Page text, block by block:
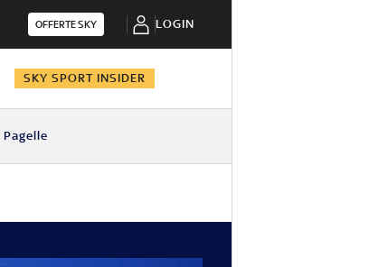
OFFERTE SKY LOGIN
SKY SPORT INSIDER
Pagelle